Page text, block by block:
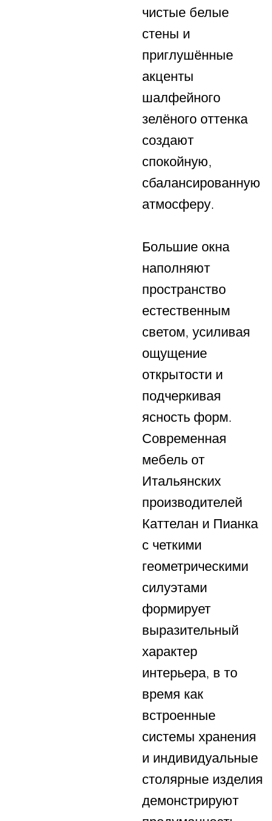
чистые белые
стены и
приглушённые
акценты
шалфейного
зелёного оттенка
создают
спокойную,
сбалансированную
атмосферу.
Большие окна
наполняют
пространство
естественным
светом, усиливая
ощущение
открытости и
подчеркивая
ясность форм.
Современная
мебель от
Итальянских
производителей
Каттелан и Пианка
с четкими
геометрическими
силуэтами
формирует
выразительный
характер
интерьера, в то
время как
встроенные
системы хранения
и индивидуальные
столярные изделия
демонстрируют